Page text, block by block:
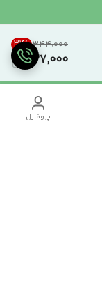
۳۴۴٬۰۰۰ 31%
237,000
پروفایل